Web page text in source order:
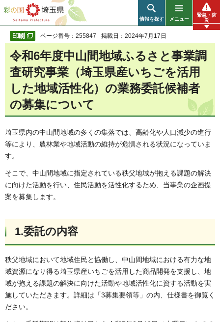
彩の国 埼玉県
情報を探す メニュー
緊急・防
災
ページ番号：255847 掲載日：2024年7月17日
令和6年度中山間地域ふるさと事業調
査研究事業（埼玉県産いちごを活用
した地域活性化）の業務委託候補者
の募集について
埼玉県内の中山間地域の多くの集落では、高齢化や人口減少の進行
等により、農林業や地域活動の維持が危惧される状況になっていま
す。
そこで、中山間地域に指定されている秩父地域が抱える課題の解決
に向けた活動を行い、住民活動を活性化するため、当事業の企画提
案を募集します。
1.委託の内容
秩父地域において地域住民と協働し、中山間地域における有力な地
域資源になり得る埼玉県産いちごを活用した商品開発を支援し、地
域が抱える課題の解決に向けた活動や地域活性化に資する活動を実
施していただきます。詳細は「3募集要領等」の内、仕様書を御覧く
ださい。